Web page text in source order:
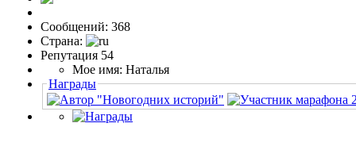
Сообщений: 368
Страна:
Репутация 54
Мое имя: Наталья
Награды